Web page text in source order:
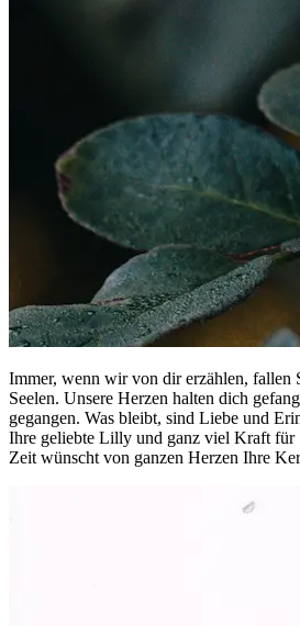
Immer, wenn wir von dir erzählen, fallen
Seelen. Unsere Herzen halten dich
gegangen. Was bleibt, sind Liebe und
Ihre geliebte Lilly und ganz viel Kraft für
Zeit wünscht von ganzen Herzen Ihre